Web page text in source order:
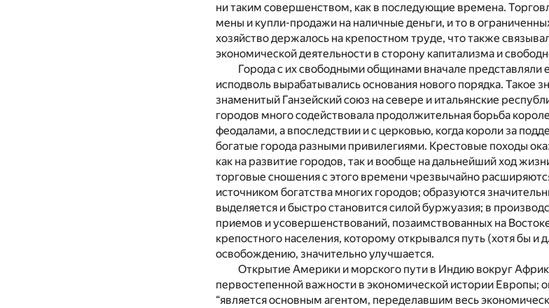
ни таким совершенством, как в последующие времена.
мены и купли-продажи на наличные деньги, и то в
хозяйство держалось на крепостном труде, что также
экономической деятельности в сторону капитализма и
Города с их свободными общинами вначале представляли
исподволь вырабатывались основания нового порядка. Такое
знаменитый Ганзейский союз на севере и итальянские
городов много содействовала продолжительная борьба
феодалами, а впоследствии и с церковью, когда короли за
богатые города разными привилегиями. Крестовые походы
как на развитие городов, так и вообще на дальнейший ход
торговые сношения с этого времени чрезвычайно
источником богатства многих городов; образуются
выделяется и быстро становится силой буржуазия; в
приемов и усовершенствований, позаимствованных на
крепостного населения, которому открывался путь (хотя бы и
освобождению, значительно улучшается.
Открытие Америки и морского пути в Индию вокруг
первостепенной важности в экономической истории Европы;
“является основным агентом, переделавшим весь